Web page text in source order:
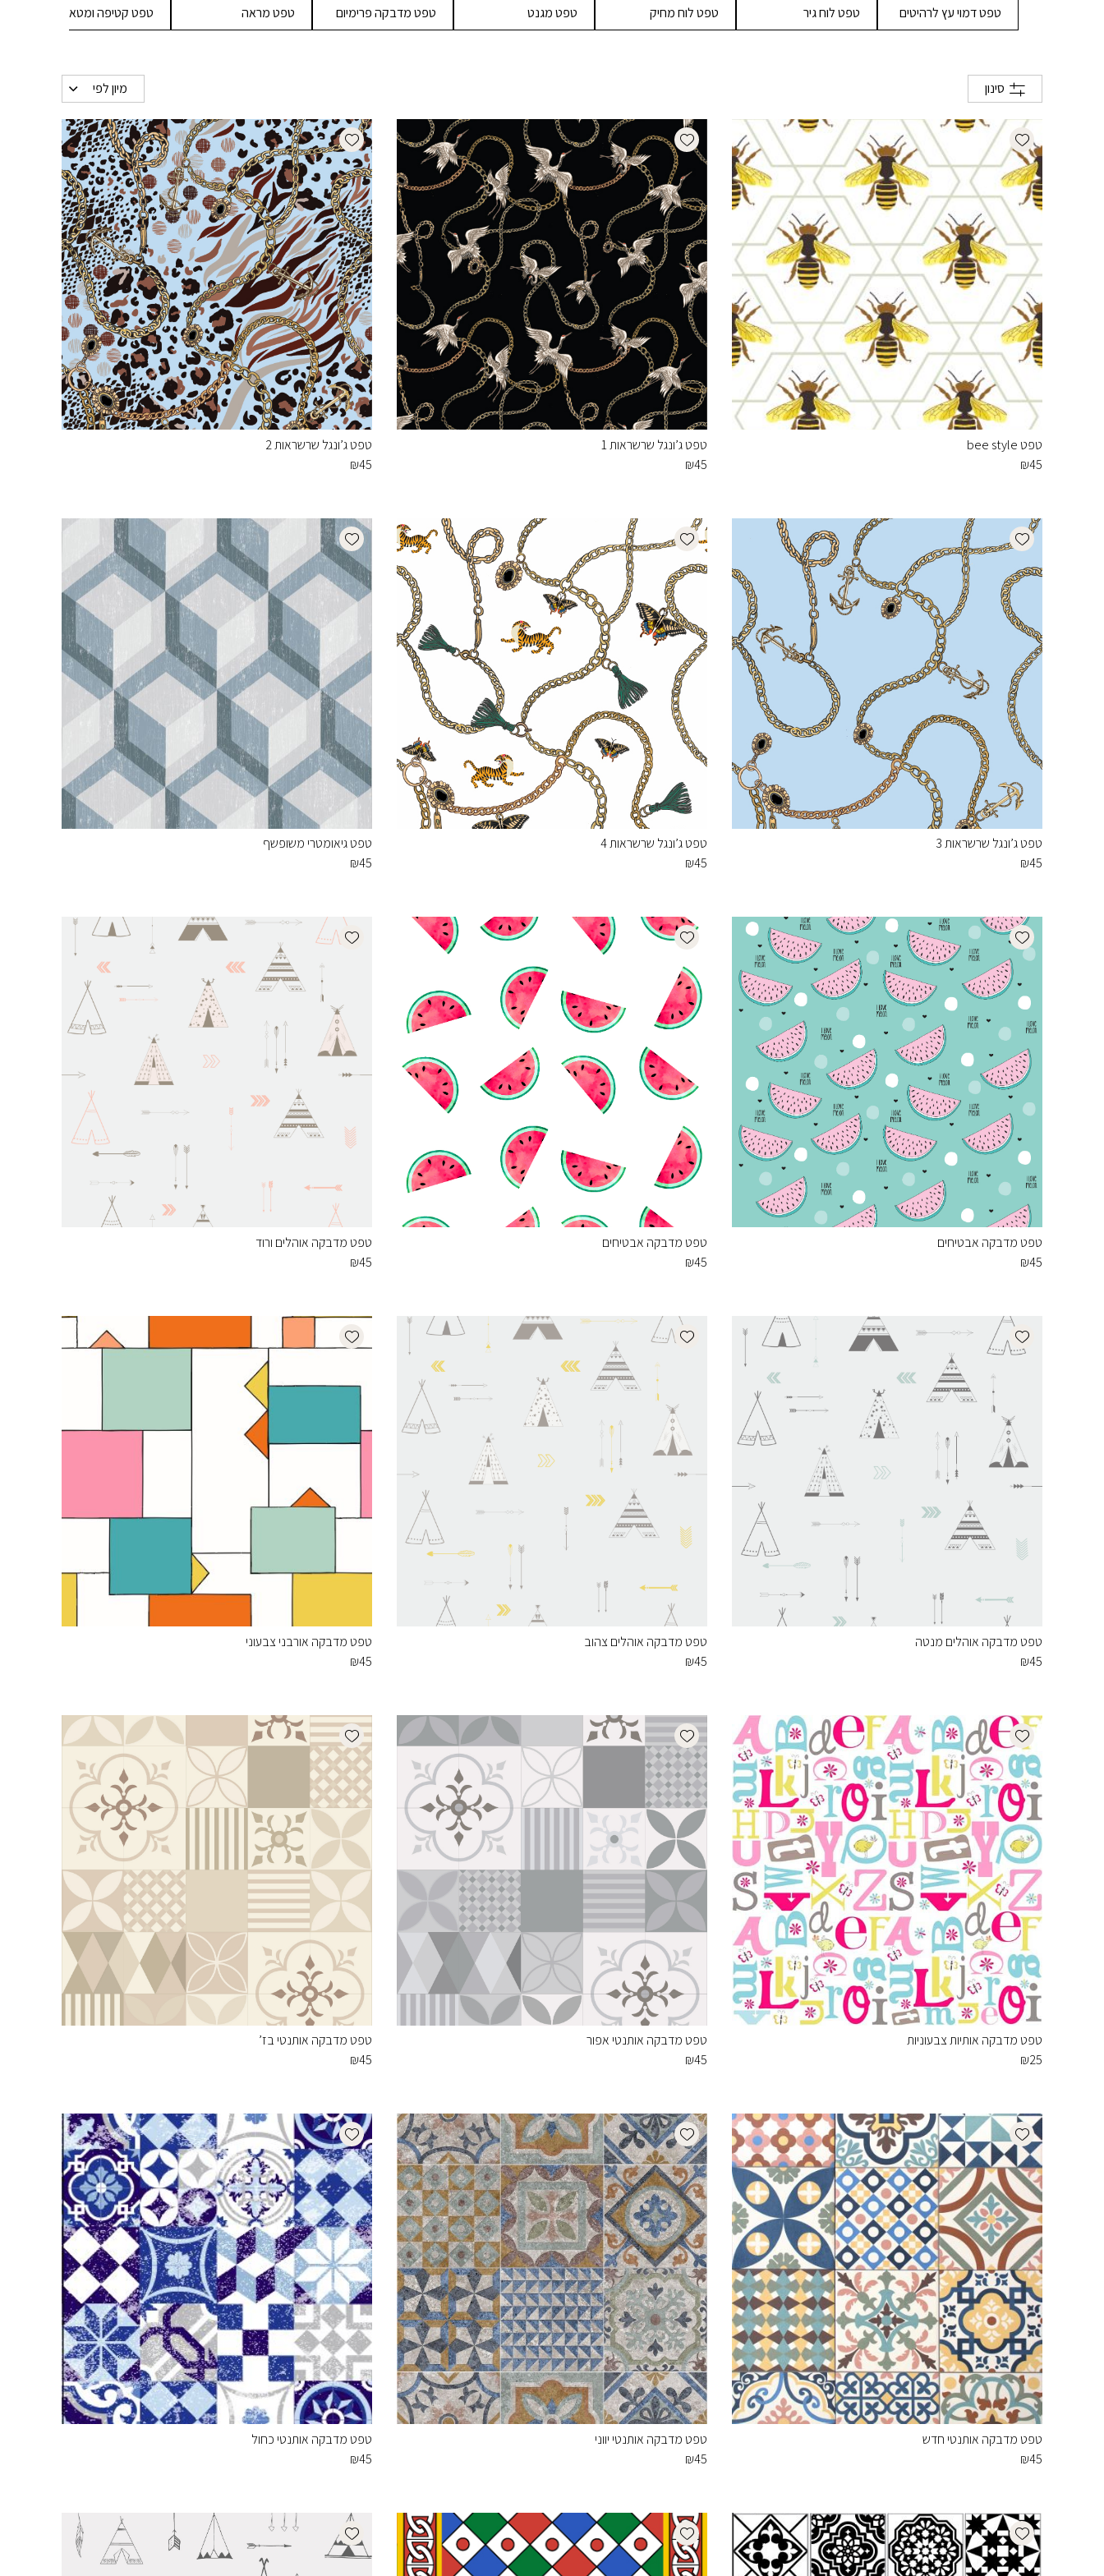
טפט דמוי עץ לרהיטים טפט לוח גיר טפט לוח מחיק טפט מגנט טפט מדבקה פרימיום טפט מראה טפט קטיפה ומטאלים
סינון מיון לפי
Add wishlist
טפט bee style
₪45
Add wishlist
טפט ג’ונגל שרשראות 1
₪45
Add wishlist
טפט ג’ונגל שרשראות 2
₪45
Add wishlist
טפט ג’ונגל שרשראות 3
₪45
Add wishlist
טפט ג’ונגל שרשראות 4
₪45
Add wishlist
טפט גיאומטרי משופשף
₪45
Add wishlist
טפט מדבקה אבטיחים
₪45
Add wishlist
טפט מדבקה אבטיחים
₪45
Add wishlist
טפט מדבקה אוהלים ורוד
₪45
Add wishlist
טפט מדבקה אוהלים מנטה
₪45
Add wishlist
טפט מדבקה אוהלים צהוב
₪45
Add wishlist
טפט מדבקה אורבני צבעוני
₪45
Add wishlist
טפט מדבקה אותיות צבעוניות
₪25
Add wishlist
טפט מדבקה אותנטי אפור
₪45
Add wishlist
טפט מדבקה אותנטי בז’
₪45
Add wishlist
טפט מדבקה אותנטי חדש
₪45
Add wishlist
טפט מדבקה אותנטי יווני
₪45
Add wishlist
טפט מדבקה אותנטי כחול
₪45
Add wishlist
Add wishlist
Add wishlist